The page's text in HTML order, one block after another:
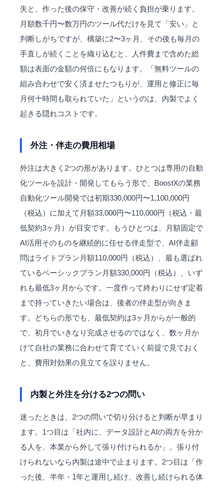
失と、作った後の保守・改善が続く負担が乗ります。
月額数千円〜数万円のツール代だけを見て「安い」と
判断しがちですが、構築に2〜3ヶ月、その後も毎月の
手直しが続くことを織り込むと、人件費まで含めた総
額は表面の金額の何倍にもなります。「無料ツールの
組み合わせで安く済ませたつもりが、運用と修正に毎
月何十時間も取られていた」というのは、内製でよく
起きる隠れコストです。
外注・伴走の費用相場
外注は大きく2つの形があります。ひとつは専用の自動
化ツールを設計・開発してもらう形で、BoostXの業務
自動化ツール開発では初期330,000円〜1,100,000円
（税込）に加えて月額33,000円〜110,000円（税込・最
低契約3ヶ月）が目安です。もうひとつは、月額固定で
AI活用そのものを継続的に任せる伴走型で、AI伴走顧
問はライトプラン月額110,000円（税込）、最も選ばれ
ているベーシックプラン月額330,000円（税込）、いず
れも最低3ヶ月からです。一度作って終わりにせず定着
まで持っていきたい場合は、後者の伴走型が向きま
す。どちらの形でも、最低契約は3ヶ月からが一般的
で、初月でいきなり完成させるのではなく、数ヶ月か
けて自社の業務に合わせて育てていく前提で見ておく
と、費用対効果の見立てを誤りません。
内製と外注を分ける2つの問い
迷ったときは、2つの問いで切り分けると判断が早まり
ます。1つ目は「社内に、データ設計とAIの両方を分か
る人を、本業から外して張り付けられるか」。張り付
けられないなら内製は途中で止まります。2つ目は「作
った後、半年・1年と運用し続け、改善し続けられる体